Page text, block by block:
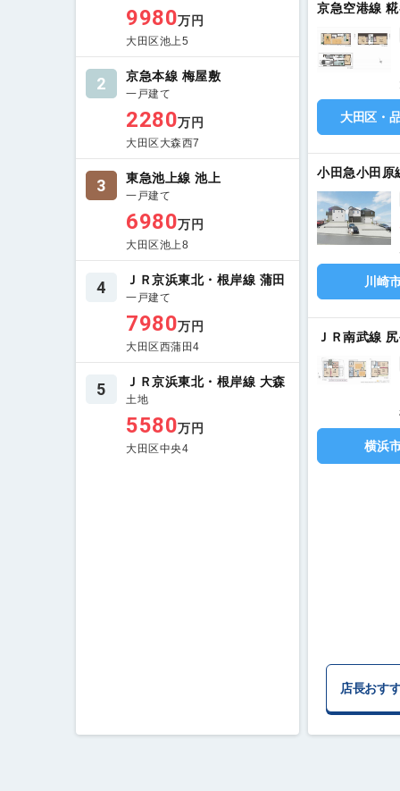
9980万円
大田区池上5
2 京急本線 梅屋敷
一戸建て
2280万円
大田区大森西7
3 東急池上線 池上
一戸建て
6980万円
大田区池上8
4 ＪＲ京浜東北・根岸線 蒲田
一戸建て
7980万円
大田区西蒲田4
5 ＪＲ京浜東北・根岸線 大森
土地
5580万円
大田区中央4
京急空港線
大田区・
小田急小田原
川崎
ＪＲ南武線
横浜
店長おす